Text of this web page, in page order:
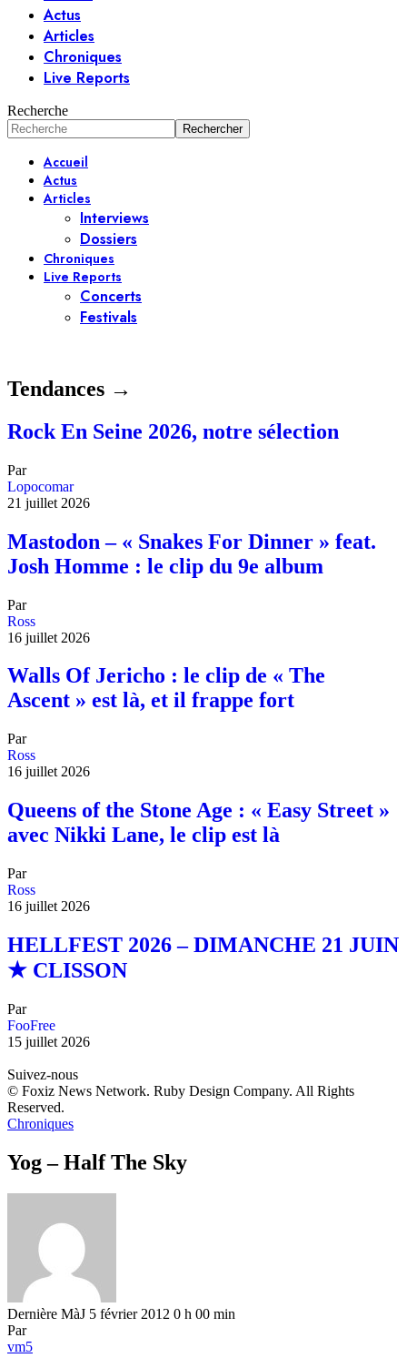
Actus
Articles
Chroniques
Live Reports
Recherche
Accueil
Actus
Articles
Interviews
Dossiers
Chroniques
Live Reports
Concerts
Festivals
Tendances →
Rock En Seine 2026, notre sélection
Par
Lopocomar
21 juillet 2026
Mastodon – « Snakes For Dinner » feat.
Josh Homme : le clip du 9e album
Par
Ross
16 juillet 2026
Walls Of Jericho : le clip de « The
Ascent » est là, et il frappe fort
Par
Ross
16 juillet 2026
Queens of the Stone Age : « Easy Street »
avec Nikki Lane, le clip est là
Par
Ross
16 juillet 2026
HELLFEST 2026 – DIMANCHE 21 JUIN
★ CLISSON
Par
FooFree
15 juillet 2026
Suivez-nous
© Foxiz News Network. Ruby Design Company. All Rights
Reserved.
Chroniques
Yog – Half The Sky
Dernière MàJ 5 février 2012 0 h 00 min
Par
vm5